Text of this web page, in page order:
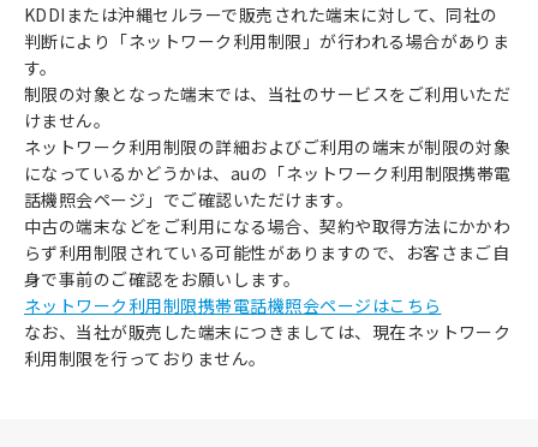
KDDIまたは沖縄セルラーで販売された端末に対して、同社の
判断により「ネットワーク利用制限」が行われる場合がありま
す。
制限の対象となった端末では、当社のサービスをご利用いただ
けません。
ネットワーク利用制限の詳細およびご利用の端末が制限の対象
になっているかどうかは、auの「ネットワーク利用制限携帯電
話機照会ページ」でご確認いただけます。
中古の端末などをご利用になる場合、契約や取得方法にかかわ
らず利用制限されている可能性がありますので、お客さまご自
身で事前のご確認をお願いします。
ネットワーク利用制限携帯電話機照会ページはこちら
なお、当社が販売した端末につきましては、現在ネットワーク
利用制限を行っておりません。